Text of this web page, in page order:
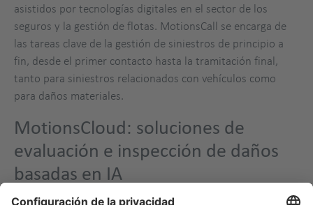
asistidos por tecnologías digitales en el sector de los
seguros y la gestión de flotas. MotionsCall se encarga de
las tareas clave de la gestión de siniestros de principio a
fin, desde el primer contacto hasta la tramitación final,
tanto para siniestros relacionados con vehículos como
para daños materiales.
MotionsCloud: soluciones de
evaluación e inspección de daños
basadas en IA
Trabajamos en estrecha colaboración con MotionsCloud,